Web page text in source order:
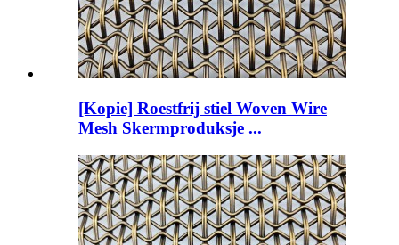
[Kopie] Roestfrij stiel Woven Wire
Mesh Skermproduksje ...